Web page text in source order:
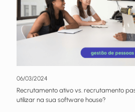
06/03/2024
Recrutamento ativo vs. recrutamento
utilizar na sua software house?